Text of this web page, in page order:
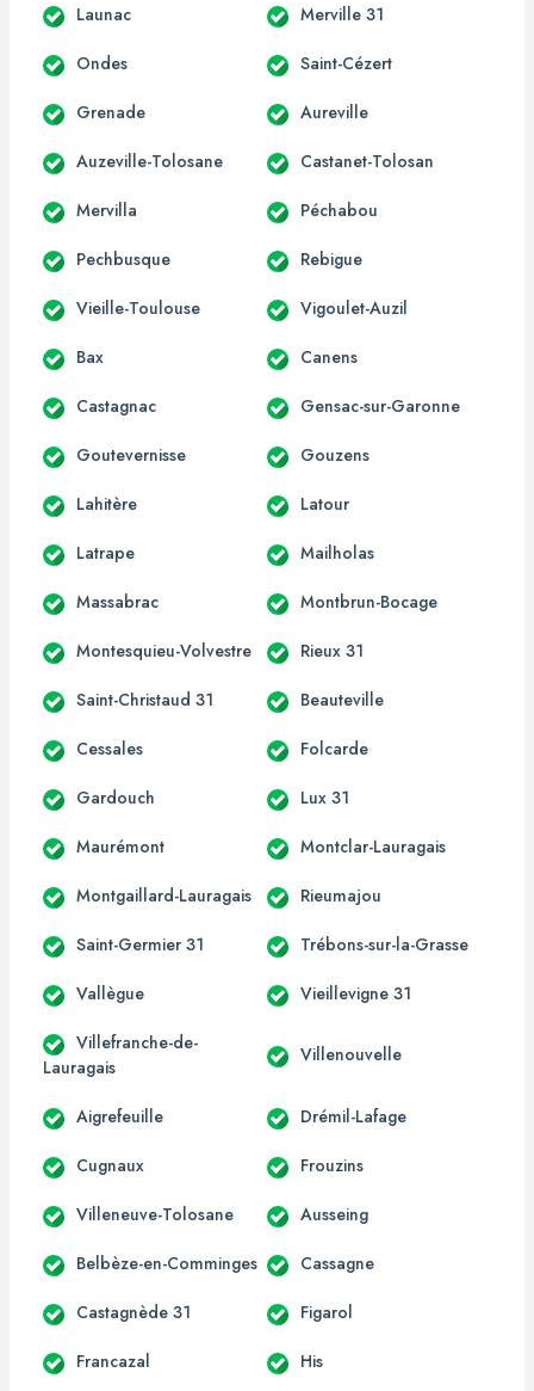
Launac Merville 31
Ondes Saint-Cézert
Grenade Aureville
Auzeville-Tolosane Castanet-Tolosan
Mervilla Péchabou
Pechbusque Rebigue
Vieille-Toulouse Vigoulet-Auzil
Bax Canens
Castagnac Gensac-sur-Garonne
Goutevernisse Gouzens
Lahitère Latour
Latrape Mailholas
Massabrac Montbrun-Bocage
Montesquieu-Volvestre Rieux 31
Saint-Christaud 31 Beauteville
Cessales Folcarde
Gardouch Lux 31
Maurémont Montclar-Lauragais
Montgaillard-Lauragais Rieumajou
Saint-Germier 31 Trébons-sur-la-Grasse
Vallègue Vieillevigne 31
Villefranche-de-
Lauragais
Villenouvelle
Aigrefeuille Drémil-Lafage
Cugnaux Frouzins
Villeneuve-Tolosane Ausseing
Belbèze-en-Comminges Cassagne
Castagnède 31 Figarol
Francazal His